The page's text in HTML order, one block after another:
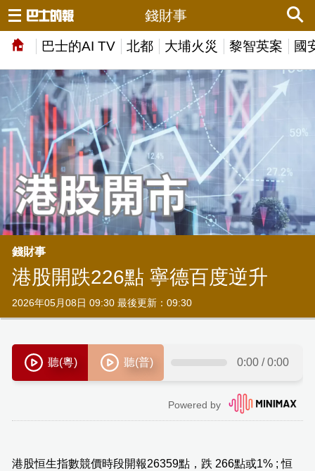
巴士的AI TV 北都 大埔火災 黎智英案 國
錢財事
錢財事
港股開跌226點 寧德百度逆升
2026年05月08日 09:30 最後更新：09:30
港股恒生指數競價時段開報26359點，跌 266點或1% ; 恒